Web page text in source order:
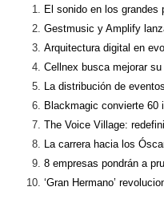
El sonido en los
Gestmusic y Amplify
Arquitectura digital en
Cellnex busca mejorar
La distribución de
Blackmagic convierte 60
The Voice Village:
La carrera hacia los
8 empresas pondrán a
‘Gran Hermano’